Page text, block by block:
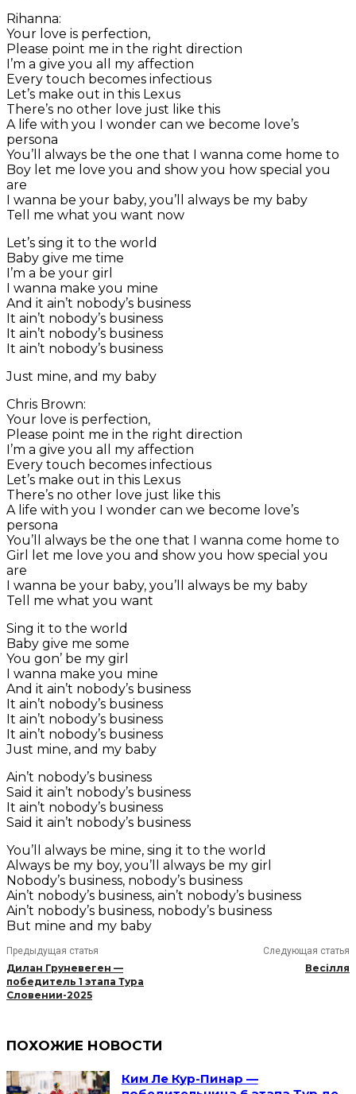
Rihanna:
Your love is perfection,
Please point me in the right direction
I’m a give you all my affection
Every touch becomes infectious
Let’s make out in this Lexus
There’s no other love just like this
A life with you I wonder can we become love’s
persona
You’ll always be the one that I wanna come home to
Boy let me love you and show you how special you
are
I wanna be your baby, you’ll always be my baby
Tell me what you want now
Let’s sing it to the world
Baby give me time
I’m a be your girl
I wanna make you mine
And it ain’t nobody’s business
It ain’t nobody’s business
It ain’t nobody’s business
It ain’t nobody’s business
Just mine, and my baby
Chris Brown:
Your love is perfection,
Please point me in the right direction
I’m a give you all my affection
Every touch becomes infectious
Let’s make out in this Lexus
There’s no other love just like this
A life with you I wonder can we become love’s
persona
You’ll always be the one that I wanna come home to
Girl let me love you and show you how special you
are
I wanna be your baby, you’ll always be my baby
Tell me what you want
Sing it to the world
Baby give me some
You gon’ be my girl
I wanna make you mine
And it ain’t nobody’s business
It ain’t nobody’s business
It ain’t nobody’s business
It ain’t nobody’s business
Just mine, and my baby
Ain’t nobody’s business
Said it ain’t nobody’s business
It ain’t nobody’s business
Said it ain’t nobody’s business
You’ll always be mine, sing it to the world
Always be my boy, you’ll always be my girl
Nobody’s business, nobody’s business
Ain’t nobody’s business, ain’t nobody’s business
Ain’t nobody’s business, nobody’s business
But mine and my baby
Предыдущая статья
Дилан Груневеген —
победитель 1 этапа Тура
Словении-2025
Следующая статья
Весілля
ПОХОЖИЕ НОВОСТИ
Ким Ле Кур-Пинар —